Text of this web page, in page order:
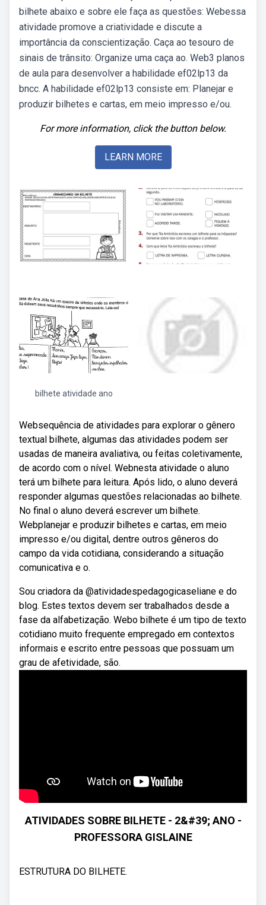
bilhete abaixo e sobre ele faça as questões: Webessa
atividade promove a criatividade e discute a
importância da conscientização. Caça ao tesouro de
sinais de trânsito: Organize uma caça ao. Web3 planos
de aula para desenvolver a habilidade ef02lp13 da
bncc. A habilidade ef02lp13 consiste em: Planejar e
produzir bilhetes e cartas, em meio impresso e/ou.
For more information, click the button below.
LEARN MORE
bilhete atividade ano
Websequência de atividades para explorar o gênero
textual bilhete, algumas das atividades podem ser
usadas de maneira avaliativa, ou feitas coletivamente,
de acordo com o nível. Webnesta atividade o aluno
terá um bilhete para leitura. Após lido, o aluno deverá
responder algumas questões relacionadas ao bilhete.
No final o aluno deverá escrever um bilhete.
Webplanejar e produzir bilhetes e cartas, em meio
impresso e/ou digital, dentre outros gêneros do
campo da vida cotidiana, considerando a situação
comunicativa e o.
Sou criadora da @atividadespedagogicaseliane e do
blog. Estes textos devem ser trabalhados desde a
fase da alfabetização. Webo bilhete é um tipo de texto
cotidiano muito frequente empregado em contextos
informais e escrito entre pessoas que possuam um
grau de afetividade, são.
ATIVIDADES SOBRE BILHETE - 2&#39; ANO -
PROFESSORA GISLAINE
ESTRUTURA DO BILHETE.